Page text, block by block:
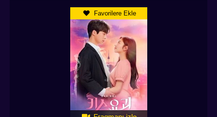
Favorilere Ekle